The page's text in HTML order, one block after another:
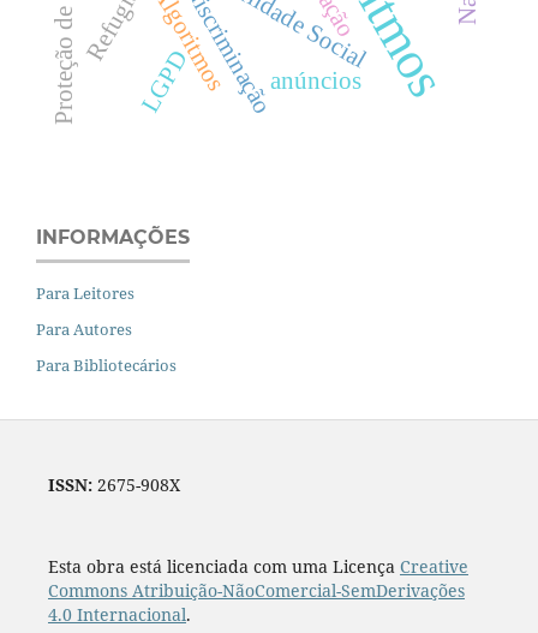
anúncios
discriminação
Algoritmos
LGPD
INFORMAÇÕES
Para Leitores
Para Autores
Para Bibliotecários
ISSN:2675-908X
Esta obra está licenciada com uma Licença Creative
Commons Atribuição-NãoComercial-SemDerivações
4.0 Internacional.